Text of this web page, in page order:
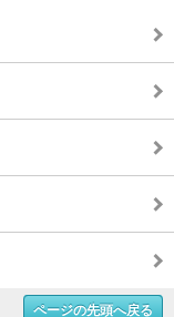
ページの先頭へ戻る